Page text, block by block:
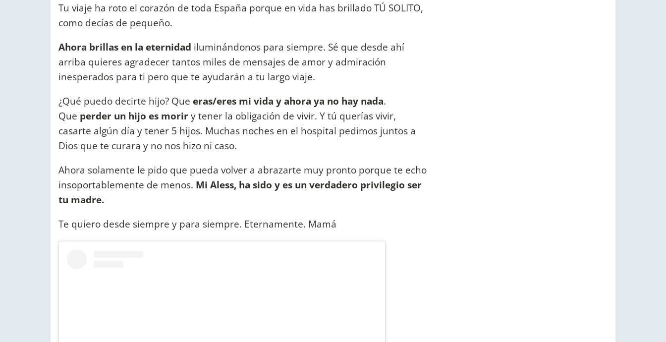
Tu viaje ha roto el corazón de toda España porque en vida has brillado TÚ SOLITO,
como decías de pequeño.
Ahora brillas en la eternidad iluminándonos para siempre. Sé que desde ahí
arriba quieres agradecer tantos miles de mensajes de amor y admiración
inesperados para ti pero que te ayudarán a tu largo viaje.
¿Qué puedo decirte hijo? Que eras/eres mi vida y ahora ya no hay nada.
Que perder un hijo es moriry tener la obligación de vivir. Y tú querías vivir,
casarte algún día y tener 5 hijos. Muchas noches en el hospital pedimos juntos a
Dios que te curara y no nos hizo ni caso.
Ahora solamente le pido que pueda volver a abrazarte muy pronto porque te echo
insoportablemente de menos. Mi Aless, ha sido y es un verdadero privilegio ser
tu madre.
Te quiero desde siempre y para siempre. Eternamente. Mamá